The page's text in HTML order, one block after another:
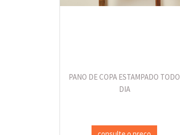
PANO DE COPA ESTAMPADO TODO
DIA